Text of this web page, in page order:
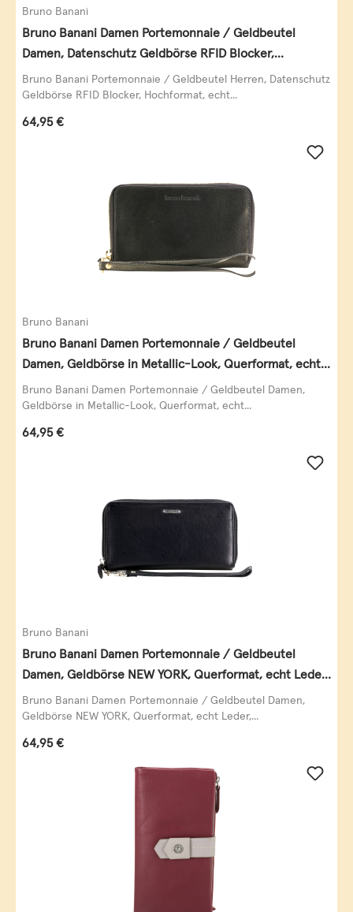
Bruno Banani
Bruno Banani Damen Portemonnaie / Geldbeutel
Damen, Datenschutz Geldbörse RFID Blocker,
Querformat, echt Leder, taupe
Bruno Banani Portemonnaie / Geldbeutel Herren, Datenschutz
Geldbörse RFID Blocker, Hochformat, echt...
Regulärer Preis:
64,95 €
Bruno Banani
Bruno Banani Damen Portemonnaie / Geldbeutel
Damen, Geldbörse in Metallic-Look, Querformat, echt
Leder, schwarz-gold
Bruno Banani Damen Portemonnaie / Geldbeutel Damen,
Geldbörse in Metallic-Look, Querformat, echt...
Regulärer Preis:
64,95 €
Bruno Banani
Bruno Banani Damen Portemonnaie / Geldbeutel
Damen, Geldbörse NEW YORK, Querformat, echt Leder,
schwarz
Bruno Banani Damen Portemonnaie / Geldbeutel Damen,
Geldbörse NEW YORK, Querformat, echt Leder,...
Regulärer Preis:
64,95 €